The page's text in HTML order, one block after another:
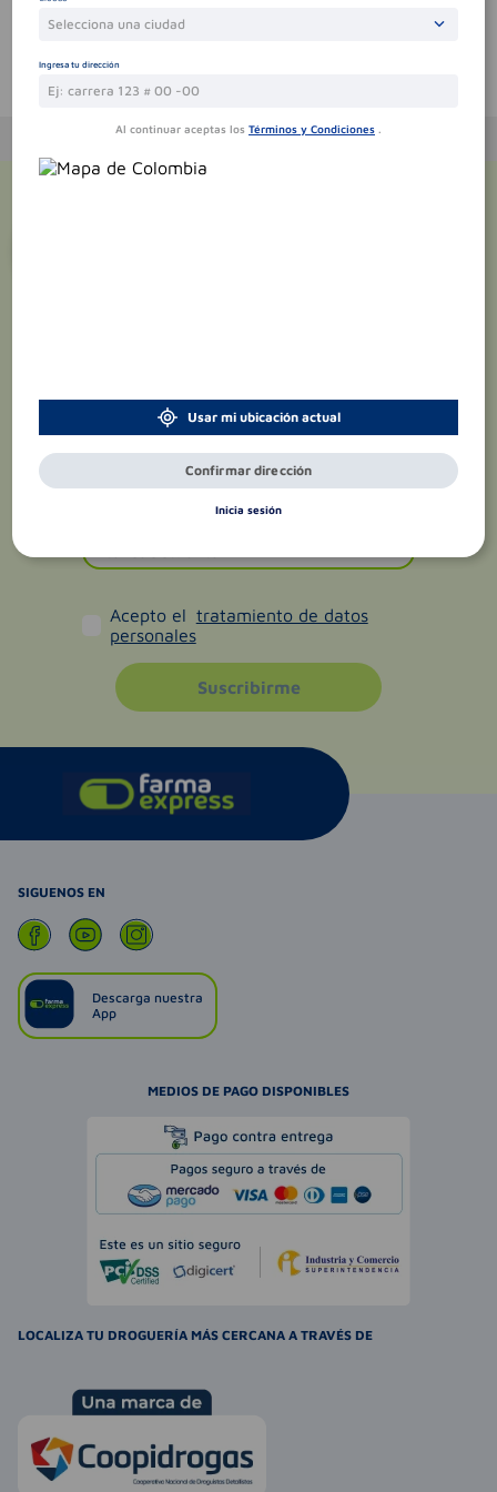
Te puede interesar
Acepto el tratamiento de datos
personales
Suscribirme
SIGUENOS EN
Descarga nuestra
App
MEDIOS DE PAGO DISPONIBLES
LOCALIZA TU DROGUERÍA MÁS CERCANA A TRAVÉS DE
Selecciona una ciudad
Ingresa tu dirección
Al continuar aceptas los Términos y Condiciones .
Usar mi ubicación actual
Confirmar dirección
Inicia sesión